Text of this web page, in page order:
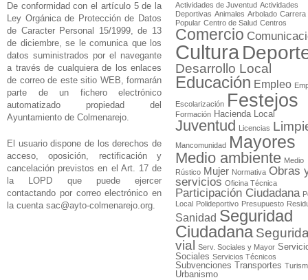
De conformidad con el artículo 5 de la
Ley Orgánica de Protección de Datos
de Caracter Personal 15/1999, de 13
de diciembre, se le comunica que los
datos suministrados por el navegante
a través de cualquiera de los enlaces
de correo de este sitio WEB, formarán
parte de un fichero electrónico
automatizado propiedad del
Ayuntamiento de Colmenarejo.
El usuario dispone de los derechos de
acceso, oposición, rectificación y
cancelación previstos en el Art. 17 de
la LOPD que puede ejercer
contactando por correo electrónico en
la cuenta sac@ayto-colmenarejo.org.
Actividades de Juventud Actividades
Deportivas Animales Arbolado Carrera
Popular Centro de Salud Centros
Comercio
Cultura
Desarrollo Local
Educación Empleo
Escolarización Festejos
Formación Hacienda Local
Juventud Licencias
Mancomunidad Mayores
Medio ambiente Medio
Rústico Mujer Normativa Obras
servicios Oficina Técnica
Participación Ciudadana
Local Polideportivo Presupuesto
Sanidad Seguridad
Ciudadana
vial
Serv. Sociales y Mayor
Sociales Servicios Técnicos
Subvenciones Transportes
Urbanismo